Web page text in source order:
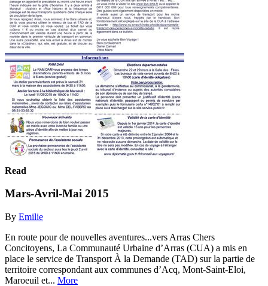
Read
Mars-Avril-Mai 2015
By Emilie
En route pour de nouvelles aventures...vers Arras Chers
Concitoyens, La Communauté Urbaine d’Arras (CUA) a mis en
place le service de Transport À la Demande (TAD) sur la partie de
territoire correspondant aux communes d’Acq, Mont-Saint-Eloi,
Maroeuil et... More